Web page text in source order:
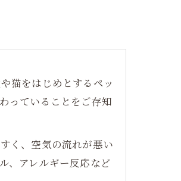
猫をはじめとするペッ
っていることをご存知
く、空気の流れが悪い
、アレルギー反応など